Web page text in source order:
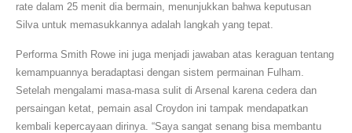
rate dalam 25 menit dia bermain, menunjukkan bahwa keputusan
Silva untuk memasukkannya adalah langkah yang tepat.
Performa Smith Rowe ini juga menjadi jawaban atas keraguan tentang
kemampuannya beradaptasi dengan sistem permainan Fulham.
Setelah mengalami masa-masa sulit di Arsenal karena cedera dan
persaingan ketat, pemain asal Croydon ini tampak mendapatkan
kembali kepercayaan dirinya. “Saya sangat senang bisa membantu